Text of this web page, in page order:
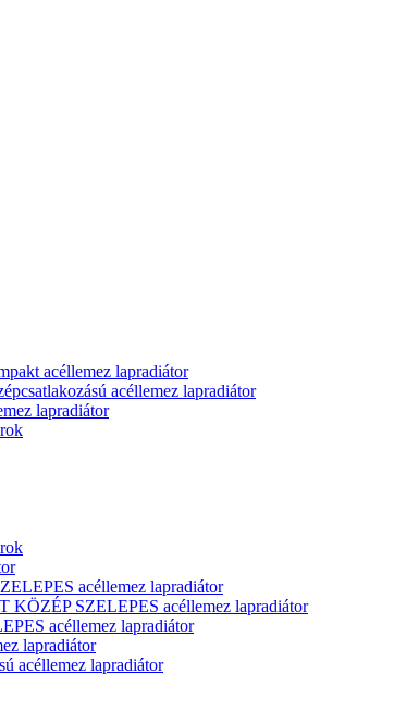
acéllemez lapradiátor
acéllemez lapradiátor
lapradiátor
acéllemez lapradiátor
SZELEPES acéllemez lapradiátor
acéllemez lapradiátor
lapradiátor
acéllemez lapradiátor